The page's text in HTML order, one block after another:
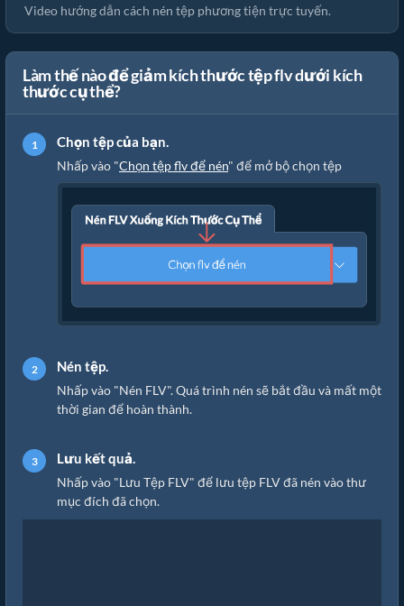
Video hướng dẫn cách nén tệp phương tiện trực tuyến.
Làm thế nào để giảm kích thước tệp flv dưới kích
thước cụ thể?
Chọn tệp của bạn.
Nhấp vào "Chọn tệp flv để nén" để mở bộ chọn tệp
Nén tệp.
Nhấp vào "Nén FLV". Quá trình nén sẽ bắt đầu và mất một
thời gian để hoàn thành.
Lưu kết quả.
Nhấp vào "Lưu Tệp FLV" để lưu tệp FLV đã nén vào thư
mục đích đã chọn.